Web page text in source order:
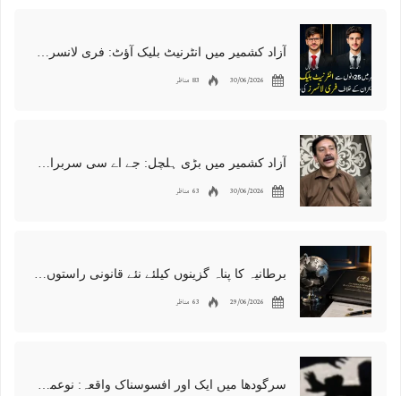
آزاد کشمیر میں انٹرنیٹ بلیک آؤٹ: فری لانسرز کا معاشی قتل، احتجاج شروع
30/06/2026 83 مناظر
آزاد کشمیر میں بڑی ہلچل: جے اے سی سربراہ شوکت نواز میر کی گرفتاری، دھرنا جاری
30/06/2026 63 مناظر
برطانیہ کا پناہ گزینوں کیلئے نئے قانونی راستوں اور اسپانسر شپ نظام کا اعلان
29/06/2026 63 مناظر
سرگودھا میں ایک اور افسوسناک واقعہ: نوعمر لڑکے سے مبینہ زیادتی، مقدمہ درج